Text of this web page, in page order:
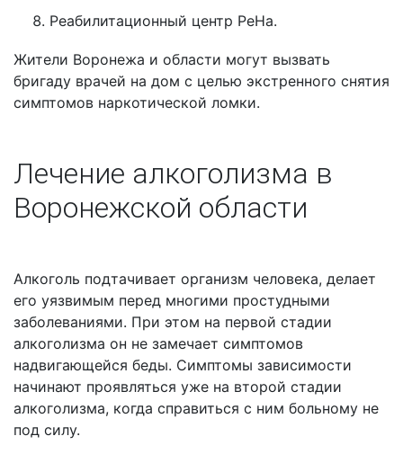
Реабилитационный центр РеНа.
Жители Воронежа и области могут вызвать
бригаду врачей на дом с целью экстренного снятия
симптомов наркотической ломки.
Лечение алкоголизма в
Воронежской области
Алкоголь подтачивает организм человека, делает
его уязвимым перед многими простудными
заболеваниями. При этом на первой стадии
алкоголизма он не замечает симптомов
надвигающейся беды. Симптомы зависимости
начинают проявляться уже на второй стадии
алкоголизма, когда справиться с ним больному не
под силу.